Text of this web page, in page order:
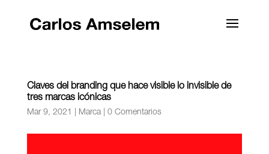
Claves del branding que hace visible lo invisible de
tres marcas icónicas
Mar 9, 2021 Marca| 0 Comentarios